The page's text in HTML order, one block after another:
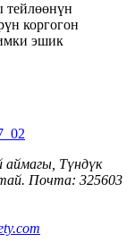
тейлөөнүн
коргогон
эшик
аймагы, Түндүк
Почта: 325603